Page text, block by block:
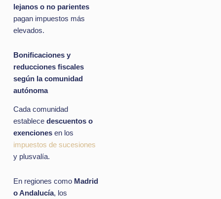
lejanos o no parientes
pagan impuestos más
elevados.
Bonificaciones y
reducciones fiscales
según la comunidad
autónoma
Cada comunidad
establece descuentos o
exencionesen los
impuestos de sucesiones
y plusvalía.
En regiones como Madrid
o Andalucía, los